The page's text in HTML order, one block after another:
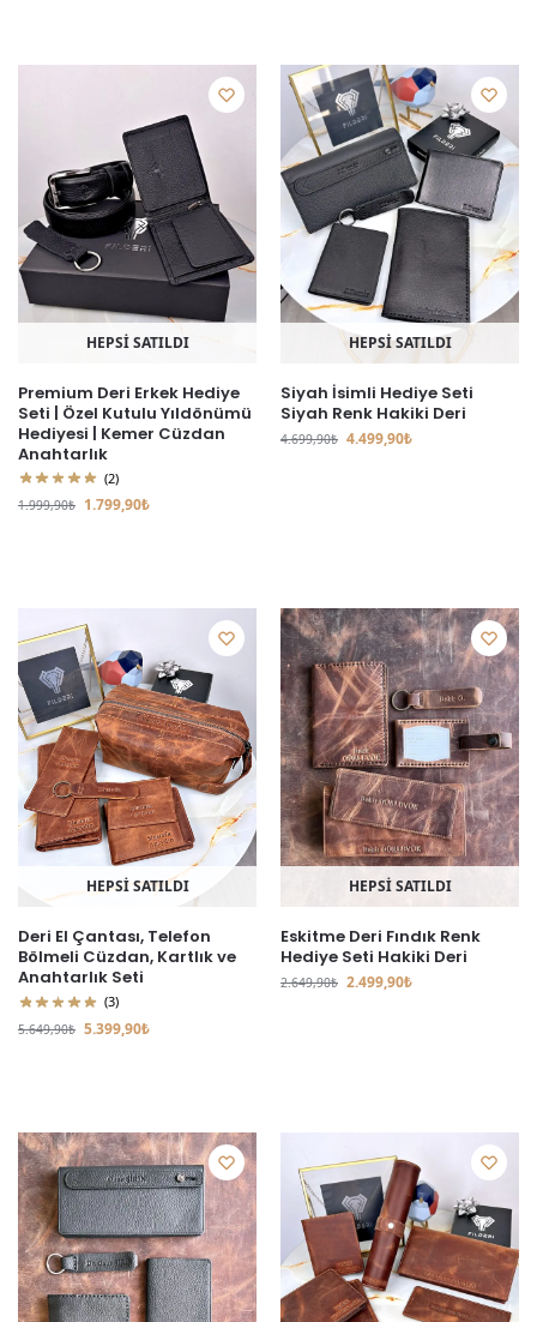
HEPSİ SATILDI
Premium Deri Erkek Hediye
Seti | Özel Kutulu Yıldönümü
Hediyesi | Kemer Cüzdan
Anahtarlık
(2)
1.999,90₺ 1.799,90₺
HEPSİ SATILDI
Siyah İsimli Hediye Seti
Siyah Renk Hakiki Deri
4.699,90₺ 4.499,90₺
HEPSİ SATILDI
Deri El Çantası, Telefon
Bölmeli Cüzdan, Kartlık ve
Anahtarlık Seti
(3)
5.649,90₺ 5.399,90₺
HEPSİ SATILDI
Eskitme Deri Fındık Renk
Hediye Seti Hakiki Deri
2.649,90₺ 2.499,90₺